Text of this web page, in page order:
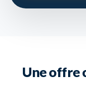
Une offre